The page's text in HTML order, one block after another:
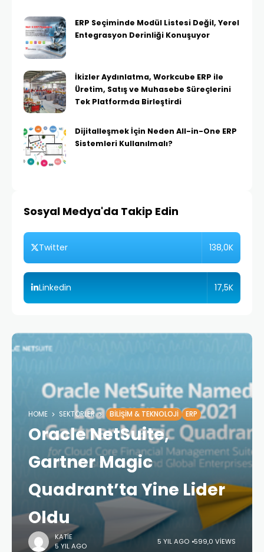
ERP Seçiminde Modül Listesi Değil, Yerel
Entegrasyon Derinliği Konuşuyor
İkizler Aydınlatma, Workcube ERP ile
Üretim, Satış ve Muhasebe Süreçlerini
Tek Platformda Birleştirdi
Dijitalleşmek İçin Neden All-in-One ERP
Sistemleri Kullanılmalı?
Sosyal Medya'da Takip Edin
Twitter 138,0K
Linkedin 17,5K
HOME SEKTÖRLER BILIŞIM & TEKNOLOJI ERP
Oracle NetSuite,
Gartner Magic
Quadrant’ta Yine Lider
Oldu
KATIE
5 YIL AGO
5 YIL AGO 599,0 VIEWS